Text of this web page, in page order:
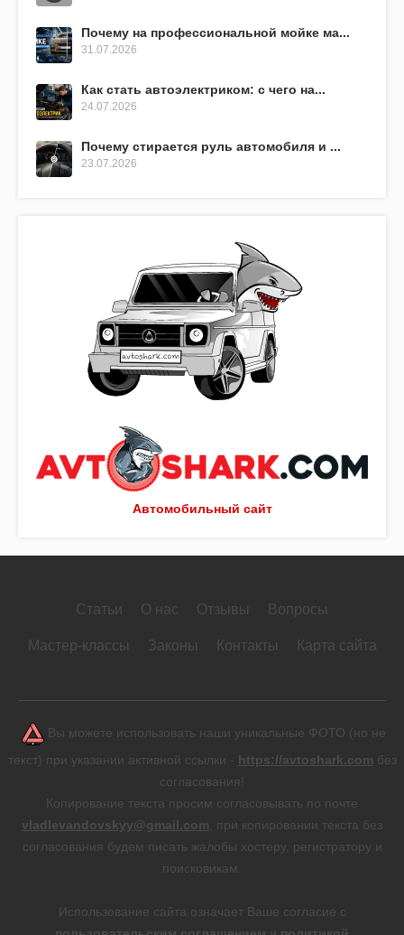
Автомобильный сайт
Почему на профессиональной мойке ма...
31.07.2026
Как стать автоэлектриком: с чего на...
24.07.2026
Почему стирается руль автомобиля и ...
23.07.2026
Статьи О нас Отзывы Вопросы
Мастер-классы Законы Контакты Карта сайта
Вы можете использовать наши уникальные ФОТО (но не
текст) при указании активной ссылки - https://avtoshark.com без
согласования!
Копирование текста просим согласовывать по почте
vladlevandovskyy@gmail.com , при копировании текста без
согласования будем писать жалобы хостеру, регистратору и
поисковикам.
Использование сайта означает Ваше согласие с